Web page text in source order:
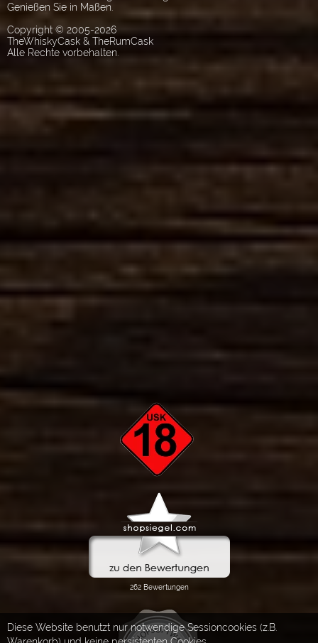
Diese Website benutzt nur notwendige Sessioncookies (z.B.
Genießen Sie in Maßen.
Copyright © 2005-2026
TheWhiskyCask & TheRumCask
Alle Rechte vorbehalten.